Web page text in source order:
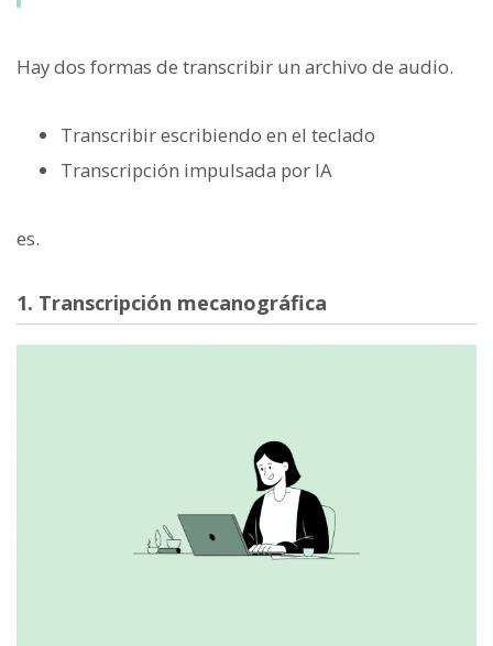
Hay dos formas de transcribir un archivo de audio.
Transcribir escribiendo en el teclado
Transcripción impulsada por IA
es.
1. Transcripción mecanográfica